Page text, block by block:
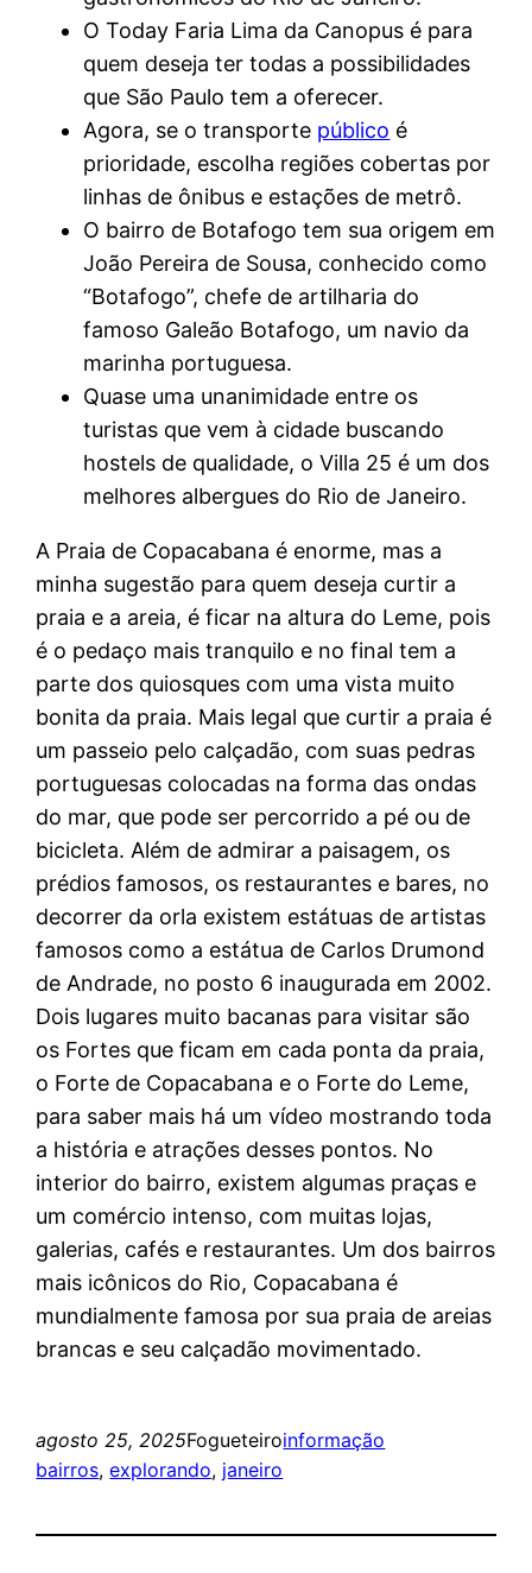
O Today Faria Lima da Canopus é para
quem deseja ter todas a possibilidades
que São Paulo tem a oferecer.
Agora, se o transporte público é
prioridade, escolha regiões cobertas por
linhas de ônibus e estações de metrô.
O bairro de Botafogo tem sua origem em
João Pereira de Sousa, conhecido como
“Botafogo”, chefe de artilharia do
famoso Galeão Botafogo, um navio da
marinha portuguesa.
Quase uma unanimidade entre os
turistas que vem à cidade buscando
hostels de qualidade, o Villa 25 é um dos
melhores albergues do Rio de Janeiro.
A Praia de Copacabana é enorme, mas a
minha sugestão para quem deseja curtir a
praia e a areia, é ficar na altura do Leme, pois
é o pedaço mais tranquilo e no final tem a
parte dos quiosques com uma vista muito
bonita da praia. Mais legal que curtir a praia é
um passeio pelo calçadão, com suas pedras
portuguesas colocadas na forma das ondas
do mar, que pode ser percorrido a pé ou de
bicicleta. Além de admirar a paisagem, os
prédios famosos, os restaurantes e bares, no
decorrer da orla existem estátuas de artistas
famosos como a estátua de Carlos Drumond
de Andrade, no posto 6 inaugurada em 2002.
Dois lugares muito bacanas para visitar são
os Fortes que ficam em cada ponta da praia,
o Forte de Copacabana e o Forte do Leme,
para saber mais há um vídeo mostrando toda
a história e atrações desses pontos. No
interior do bairro, existem algumas praças e
um comércio intenso, com muitas lojas,
galerias, cafés e restaurantes. Um dos bairros
mais icônicos do Rio, Copacabana é
mundialmente famosa por sua praia de areias
brancas e seu calçadão movimentado.
agosto 25, 2025Fogueteiroinformação
bairros, explorando, janeiro